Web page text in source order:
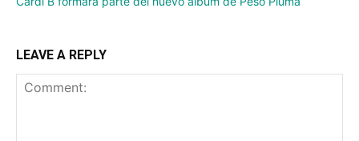
LEAVE A REPLY